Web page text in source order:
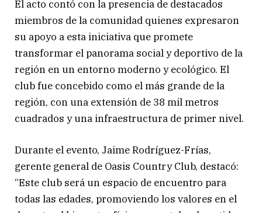
El acto contó con la presencia de destacados
miembros de la comunidad quienes expresaron
su apoyo a esta iniciativa que promete
transformar el panorama social y deportivo de la
región en un entorno moderno y ecológico. El
club fue concebido como el más grande de la
región, con una extensión de 38 mil metros
cuadrados y una infraestructura de primer nivel.
Durante el evento, Jaime Rodríguez-Frías,
gerente general de Oasis Country Club, destacó:
“Este club será un espacio de encuentro para
todas las edades, promoviendo los valores en el